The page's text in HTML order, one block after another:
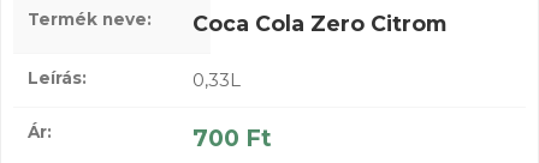
Coca Cola Zero Citrom
0,33L
700 Ft